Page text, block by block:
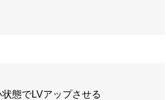
態でLVアップさせる